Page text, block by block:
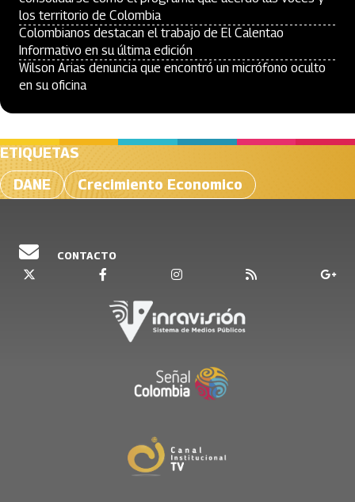
los territorio de Colombia
Colombianos destacan el trabajo de El Calentao
Informativo en su última edición
Wilson Arias denuncia que encontró un micrófono oculto
en su oficina
ETIQUETAS
DANE
Crecimiento Economico
CONTACTO